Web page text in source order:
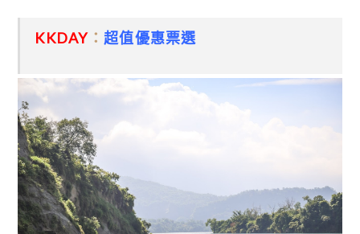
KKDAY： 超值優惠票選